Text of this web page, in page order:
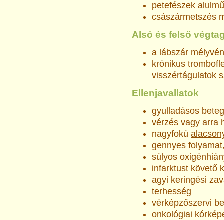
petefészek
császármetszés
Alsó és felső
a lábszár
krónikus
visszértágulatok
Ellenjavallatok
gyulladásos
vérzés vagy arra
nagyfokú
gennyes
súlyos
infarktust követő
agyi keringési
terhesség
vérképzőszervi
onkológiai